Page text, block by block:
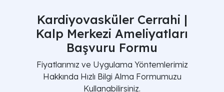
Kardiyovasküler Cerrahi |
Kalp Merkezi Ameliyatları
Başvuru Formu
Fiyatlarımız ve Uygulama Yöntemlerimiz
Hakkında Hızlı Bilgi Alma Formumuzu
Kullanabilirsiniz.